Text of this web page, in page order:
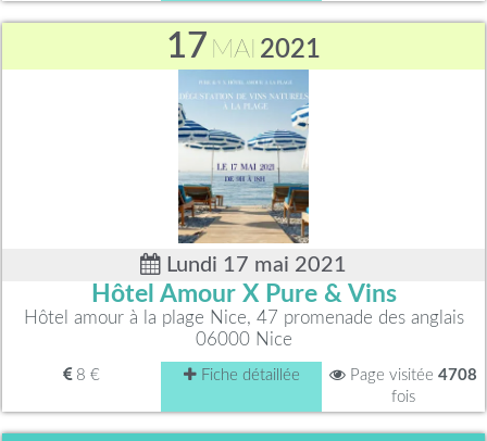
17 MAI 2021
Lundi 17 mai 2021
Hôtel Amour X Pure & Vins
Hôtel amour à la plage Nice, 47 promenade des anglais
06000 Nice
8 € Fiche détaillée Page visitée 4708
fois